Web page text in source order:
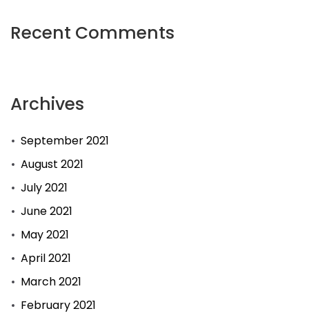
Recent Comments
Archives
September 2021
August 2021
July 2021
June 2021
May 2021
April 2021
March 2021
February 2021